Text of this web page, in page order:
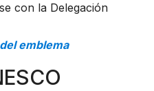
con la Delegación
emblema